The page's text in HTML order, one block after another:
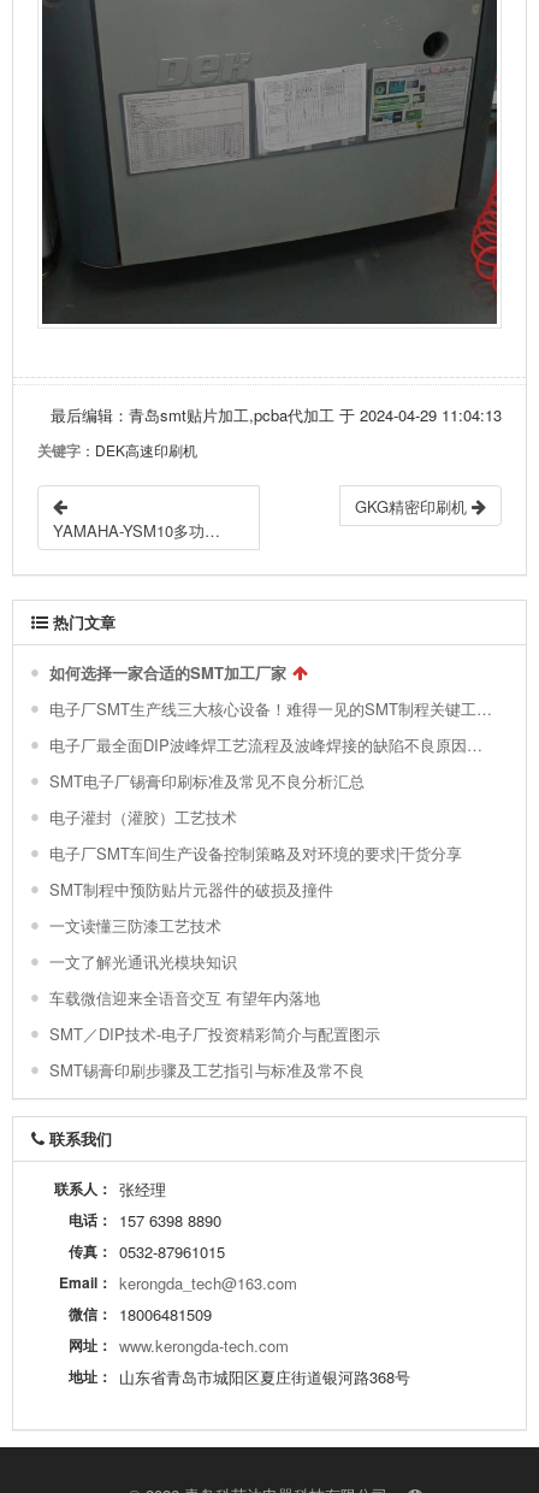
最后编辑：青岛smt贴片加工,pcba代加工 于 2024-04-29 11:04:13
关键字 ：DEK高速印刷机
YAMAHA-YSM10多功能贴片机
GKG精密印刷机
热门文章
如何选择一家合适的SMT加工厂家
电子厂SMT生产线三大核心设备！难得一见的SMT制程关键工艺视频！
电子厂最全面DIP波峰焊工艺流程及波峰焊接的缺陷不良原因分析 !
SMT电子厂锡膏印刷标准及常见不良分析汇总
电子灌封（灌胶）工艺技术
电子厂SMT车间生产设备控制策略及对环境的要求|干货分享
SMT制程中预防贴片元器件的破损及撞件
一文读懂三防漆工艺技术
一文了解光通讯光模块知识
车载微信迎来全语音交互 有望年内落地
SMT／DIP技术-电子厂投资精彩简介与配置图示
SMT锡膏印刷步骤及工艺指引与标准及常不良
联系我们
联系人： 张经理
电话： 157 6398 8890
传真： 0532-87961015
Email： kerongda_tech@163.com
微信： 18006481509
网址： www.kerongda-tech.com
地址： 山东省青岛市城阳区夏庄街道银河路368号